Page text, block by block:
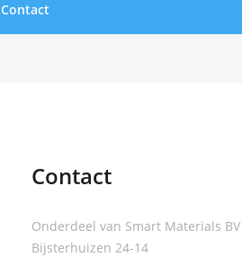
Contact
Contact
Onderdeel van Smart Materials BV
Bijsterhuizen 24-14